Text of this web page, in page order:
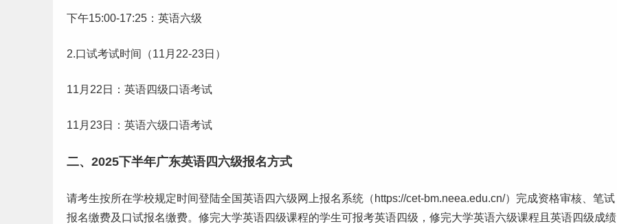
下午15:00-17:25：英语六级
2.口试考试时间（11月22-23日）
11月22日：英语四级口语考试
11月23日：英语六级口语考试
二、2025下半年广东英语四六级报名方式
请考生按所在学校规定时间登陆全国英语四六级网上报名系统（https://cet-bm.neea.edu.cn/）完成资格审核、笔试
报名缴费及口试报名缴费。修完大学英语四级课程的学生可报考英语四级，修完大学英语六级课程且英语四级成绩